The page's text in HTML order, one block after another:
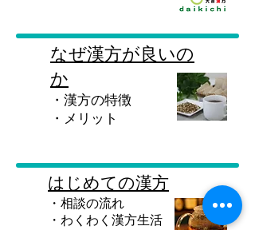
なぜ漢方が良いの
か
・漢方の特徴
​・メリット
はじめての漢方
・相談の流れ
​・わくわく漢方生活